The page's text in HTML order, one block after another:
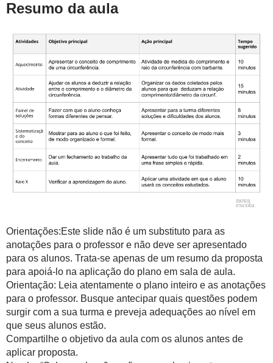
Resumo da aula
Orientações:Este slide não é um substituto para as
anotações para o professor e não deve ser apresentado
para os alunos. Trata-se apenas de um resumo da proposta
para apoiá-lo na aplicação do plano em sala de aula.
Orientação: Leia atentamente o plano inteiro e as anotações
para o professor. Busque antecipar quais questões podem
surgir com a sua turma e preveja adequações ao nível em
que seus alunos estão.
Compartilhe o objetivo da aula com os alunos antes de
aplicar proposta.